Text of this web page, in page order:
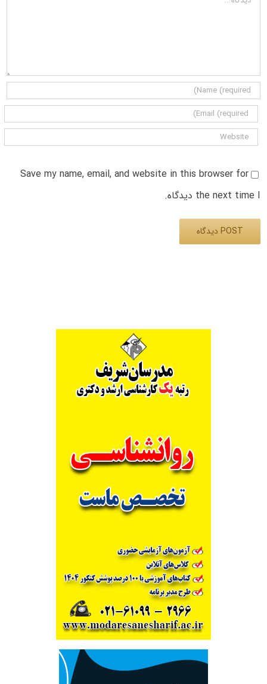
Save my name, email, and website in this browser for
the next time I دیدگاه.